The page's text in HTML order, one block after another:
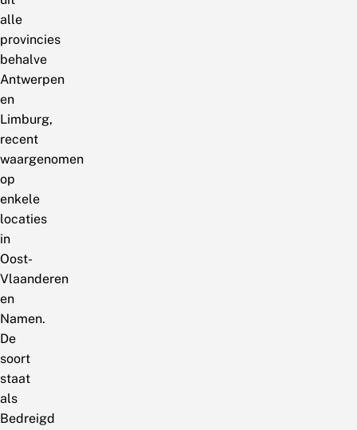
alle
provincies
behalve
Antwerpen
en
Limburg,
recent
waargenomen
op
enkele
locaties
in
Oost-
Vlaanderen
en
Namen.
De
soort
staat
als
Bedreigd